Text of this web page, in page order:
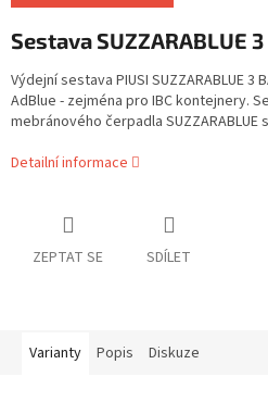
Sestava SUZZARABLUE 3
Výdejní sestava PIUSI SUZZARABLUE
AdBlue - zejména pro IBC kontejnery.
mebránového čerpadla
Detailní informace
ZEPTAT SE SDÍLET
Varianty Popis Diskuze